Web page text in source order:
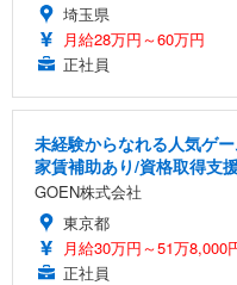
埼玉県
月給28万円～60万円
正社員
未経験からなれる人気ゲ
家賃補助あり/資格取得支
GOEN株式会社
東京都
月給30万円～51万8,000
正社員